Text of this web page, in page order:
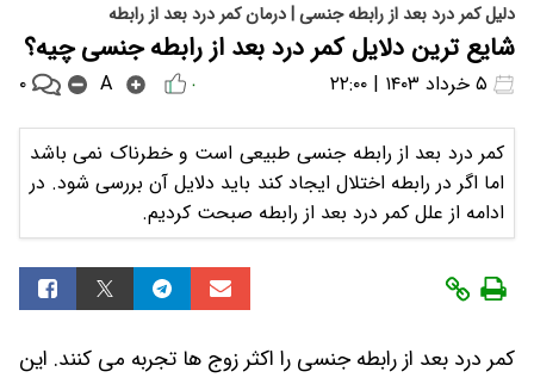
دلیل کمر درد بعد از رابطه جنسی | درمان کمر درد بعد از رابطه
شایع ترین دلایل کمر درد بعد از رابطه جنسی چیه؟
۰ A ۰
کمر درد بعد از رابطه جنسی طبیعی است و خطرناک نمی باشد
اما اگر در رابطه اختلال ایجاد کند باید دلایل آن بررسی شود. در
ادامه از علل کمر درد بعد از رابطه صبحت کردیم.
کمر درد بعد از رابطه جنسی را اکثر زوج ها تجربه می کنند. این